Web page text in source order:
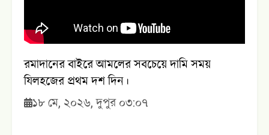
রমাদানের বাইরে আমলের সবচেয়ে দামি সময়
যিলহজের প্রথম দশ দিন।
১৮ মে, ২০২৬, দুপুর ০৩:০৭